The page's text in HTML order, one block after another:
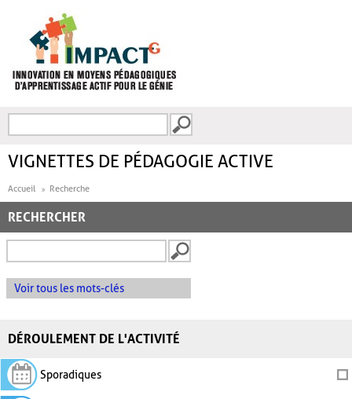
FORMULAIRE DE
VIGNETTES DE PÉDAGOGIE ACTIVE
Accueil Recherche
RECHERCHER
Voir tous les mots-clés
DÉROULEMENT DE L'ACTIVITÉ
Sporadiques